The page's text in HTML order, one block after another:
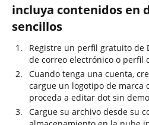
incluya contenidos en
sencillos
Registre un perfil gratuito de
de correo electrónico o perfil
Cuando tenga una cuenta,
cargue un logotipo de marca
proceda a editar dot sin
Cargue su archivo desde su